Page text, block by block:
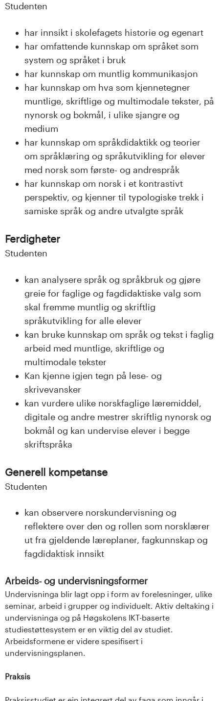
Studenten
har innsikt i skolefagets historie og egenart
har omfattende kunnskap om språket som
system og språket i bruk
har kunnskap om muntlig kommunikasjon
har kunnskap om hva som kjennetegner
muntlige, skriftlige og multimodale tekster, på
nynorsk og bokmål, i ulike sjangre og
medium
har kunnskap om språkdidaktikk og teorier
om språklæring og språkutvikling for elever
med norsk som første- og andrespråk
har kunnskap om norsk i et kontrastivt
perspektiv, og kjenner til typologiske trekk i
samiske språk og andre utvalgte språk
Ferdigheter
Studenten
kan analysere språk og språkbruk og gjøre
greie for faglige og fagdidaktiske valg som
skal fremme muntlig og skriftlig
språkutvikling for alle elever
kan bruke kunnskap om språk og tekst i faglig
arbeid med muntlige, skriftlige og
multimodale tekster
Kan kjenne igjen tegn på lese- og
skrivevansker
kan vurdere ulike norskfaglige læremiddel,
digitale og andre mestrer skriftlig nynorsk og
bokmål og kan undervise elever i begge
skriftspråka
Generell kompetanse
Studenten
kan observere norskundervisning og
reflektere over den og rollen som norsklærer
ut fra gjeldende læreplaner, fagkunnskap og
fagdidaktisk innsikt
Arbeids- og undervisningsformer
Undervisninga blir lagt opp i form av forelesninger, ulike
seminar, arbeid i grupper og individuelt. Aktiv deltaking i
undervisninga og på Høgskolens IKT-baserte
studiestøttesystem er en viktig del av studiet.
Arbeidsformene er videre spesifisert i
undervisningsplanen.
Praksis